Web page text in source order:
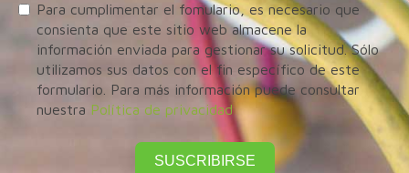
Para cumplimentar el fomulario, es necesario que
consienta que este sitio web almacene la
información enviada para gestionar su solicitud. Sólo
utilizamos sus datos con el fin específico de este
formulario. Para más información puede consultar
nuestra Política de privacidad
SUSCRIBIRSE